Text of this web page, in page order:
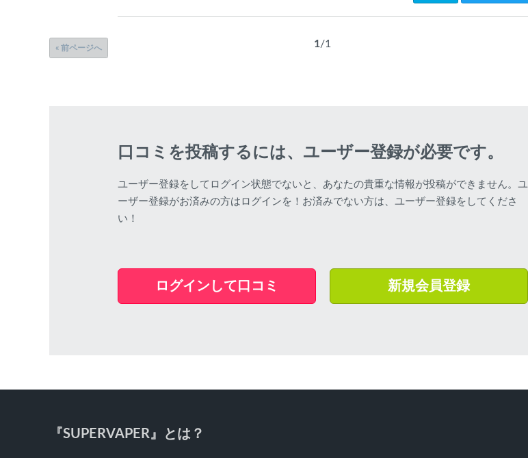
« 前ページへ 1/1
口コミを投稿するには、ユーザー登録が必要です。
ユーザー登録をしてログイン状態でないと、あなたの貴重な情報が投稿ができません。ユ
ーザー登録がお済みの方はログインを！お済みでない方は、ユーザー登録をしてくださ
い！
ログインして口コミ 新規会員登録
『SUPERVAPER』とは？